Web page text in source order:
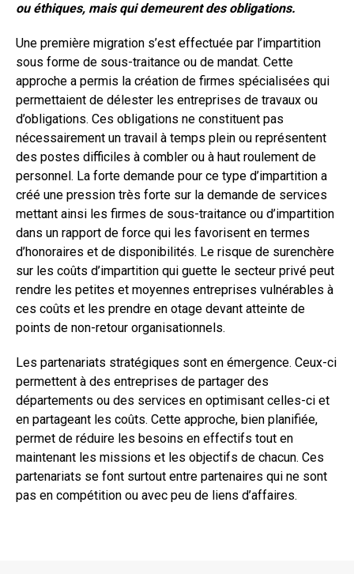
ou éthiques, mais qui demeurent des obligations.
Une première migration s’est effectuée par l’impartition
sous forme de sous-traitance ou de mandat. Cette
approche a permis la création de firmes spécialisées qui
permettaient de délester les entreprises de travaux ou
d’obligations. Ces obligations ne constituent pas
nécessairement un travail à temps plein ou représentent
des postes difficiles à combler ou à haut roulement de
personnel. La forte demande pour ce type d’impartition a
créé une pression très forte sur la demande de services
mettant ainsi les firmes de sous-traitance ou d’impartition
dans un rapport de force qui les favorisent en termes
d’honoraires et de disponibilités. Le risque de surenchère
sur les coûts d’impartition qui guette le secteur privé peut
rendre les petites et moyennes entreprises vulnérables à
ces coûts et les prendre en otage devant atteinte de
points de non-retour organisationnels.
Les partenariats stratégiques sont en émergence. Ceux-ci
permettent à des entreprises de partager des
départements ou des services en optimisant celles-ci et
en partageant les coûts. Cette approche, bien planifiée,
permet de réduire les besoins en effectifs tout en
maintenant les missions et les objectifs de chacun. Ces
partenariats se font surtout entre partenaires qui ne sont
pas en compétition ou avec peu de liens d’affaires.